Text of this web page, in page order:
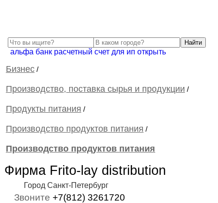
альфа банк расчетный счет для ип открыть
Бизнес /
Производство, поставка сырья и продукции /
Продукты питания /
Производство продуктов питания /
Производство продуктов питания
Фирма Frito-lay distribution
Город Санкт-Петербург
Звоните +7(812) 3261720